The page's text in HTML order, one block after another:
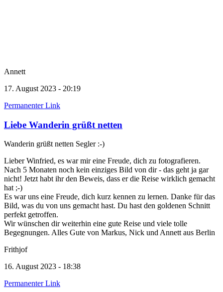
Annett
17. August 2023 - 20:19
Permanenter Link
Liebe Wanderin grüßt netten
Wanderin grüßt netten Segler :-)
Lieber Winfried, es war mir eine Freude, dich zu fotografieren.
Nach 5 Monaten noch kein einziges Bild von dir - das geht ja gar
nicht! Jetzt habt ihr den Beweis, dass er die Reise wirklich gemacht
hat ;-)
Es war uns eine Freude, dich kurz kennen zu lernen. Danke für das
Bild, was du von uns gemacht hast. Du hast den goldenen Schnitt
perfekt getroffen.
Wir wünschen dir weiterhin eine gute Reise und viele tolle
Begegnungen. Alles Gute von Markus, Nick und Annett aus Berlin
Frithjof
16. August 2023 - 18:38
Permanenter Link